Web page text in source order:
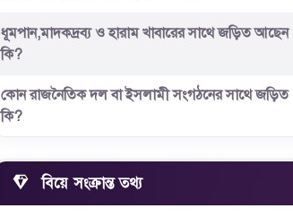
ধূমপান,মাদকদ্রব্য ও হারাম খাবারের সাথে জড়িত আছেন
কি?
কোন রাজনৈতিক দল বা ইসলামী সংগঠনের সাথে জড়িত
কি?
বিয়ে সংক্রান্ত তথ্য